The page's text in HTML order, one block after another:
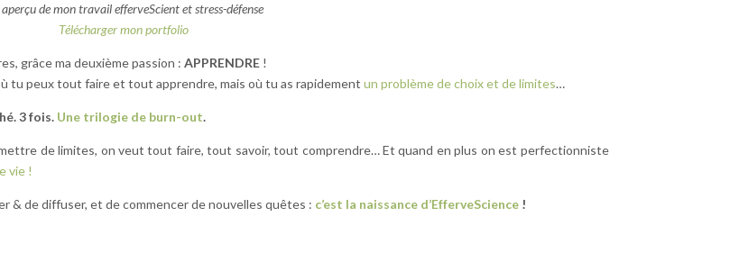
aperçu de mon travail efferveScient et stress-défense
Télécharger mon portfolio
grâce ma deuxième passion :APPRENDRE !
tu peux tout faire et tout apprendre, mais où tu as rapidementun problème de choix et de limites…
3 fois. Une trilogie de burn-out.
de limites, on veut tout faire, tout savoir, tout comprendre… Et quand en plus on est perfectionniste
vie !
& de diffuser, et de commencer de nouvelles quêtes : c’est la naissance d’EfferveScience !